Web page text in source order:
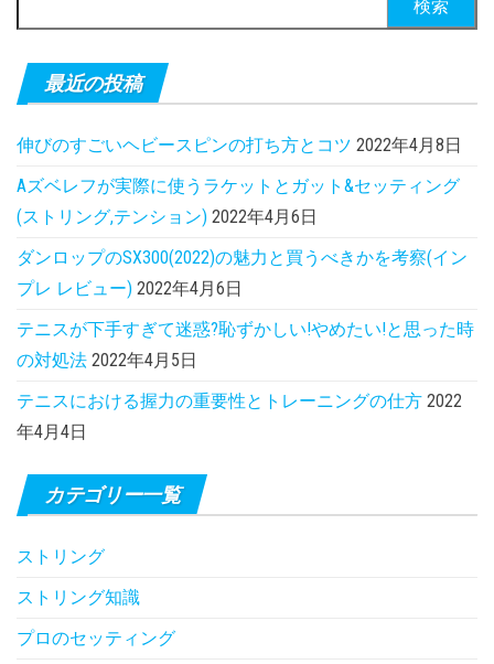
最近の投稿
伸びのすごいヘビースピンの打ち方とコツ 2022年4月8日
Aズベレフが実際に使うラケットとガット&セッティング
(ストリング,テンション) 2022年4月6日
ダンロップのSX300(2022)の魅力と買うべきかを考察(イン
プレ レビュー) 2022年4月6日
テニスが下手すぎて迷惑?恥ずかしい!やめたい!と思った時
の対処法 2022年4月5日
テニスにおける握力の重要性とトレーニングの仕方 2022
年4月4日
カテゴリー一覧
ストリング
ストリング知識
プロのセッティング